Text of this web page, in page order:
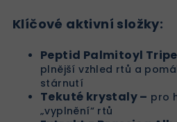
Klíčové aktivní složky:
Peptid Palmitoyl
plnější vzhled rtů a
stárnutí
Tekuté krystaly – pro
„vyplnění“ rtů